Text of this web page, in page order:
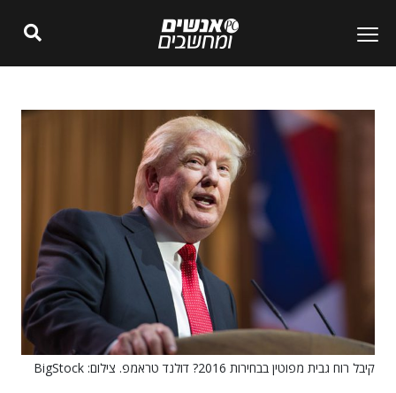
קיבל רוח גבית מפוטין בבחירות 2016? דולנד טראמפ. צילום: BigStock